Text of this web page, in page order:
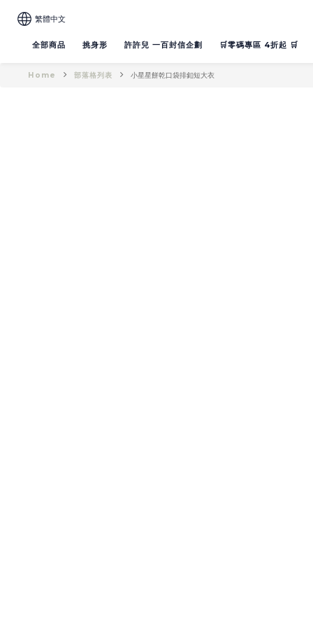
繁體中文
全部商品 挑身形 許許兒 一百封信企劃 🛒零碼專區 4折起 🛒
Home 部落格列表 小星星餅乾口袋排釦短大衣